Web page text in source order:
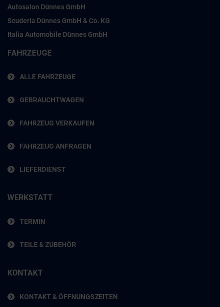
Autosalon Dünnes GmbH
Scuderia Dünnes GmbH & Co. KG
Italia Automobile Dünnes GmbH
FAHRZEUGE
ALLE FAHRZEUGE
GEBRAUCHTWAGEN
FAHRZEUG VERKAUFEN
FAHRZEUG ANFRAGEN
LIEFERDIENST
WERKSTATT
TERMIN
TEILE & ZUBEHÖR
KONTAKT
KONTAKT & ÖFFNUNGSZEITEN